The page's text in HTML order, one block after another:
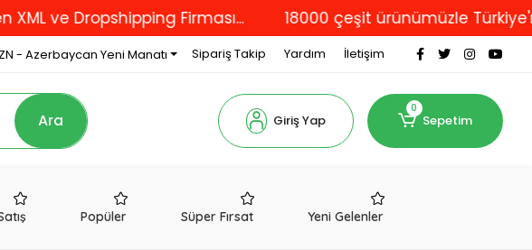
Dropshipping Firması... 18000 çeşit ürünümüzle Türkiye'nin
- Azerbaycan Yeni Manatı Sipariş Takip Yardım İletişim
Ara Giriş Yap
0
Sepetim
Popüler Süper Fırsat Yeni Gelenler